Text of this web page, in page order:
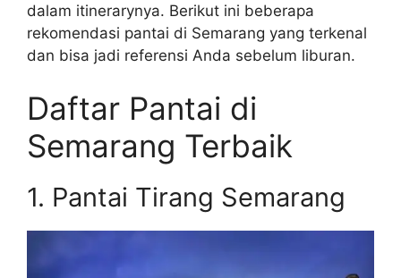
dalam itinerarynya. Berikut ini beberapa
rekomendasi pantai di Semarang yang terkenal
dan bisa jadi referensi Anda sebelum liburan.
Daftar Pantai di
Semarang Terbaik
1. Pantai Tirang Semarang